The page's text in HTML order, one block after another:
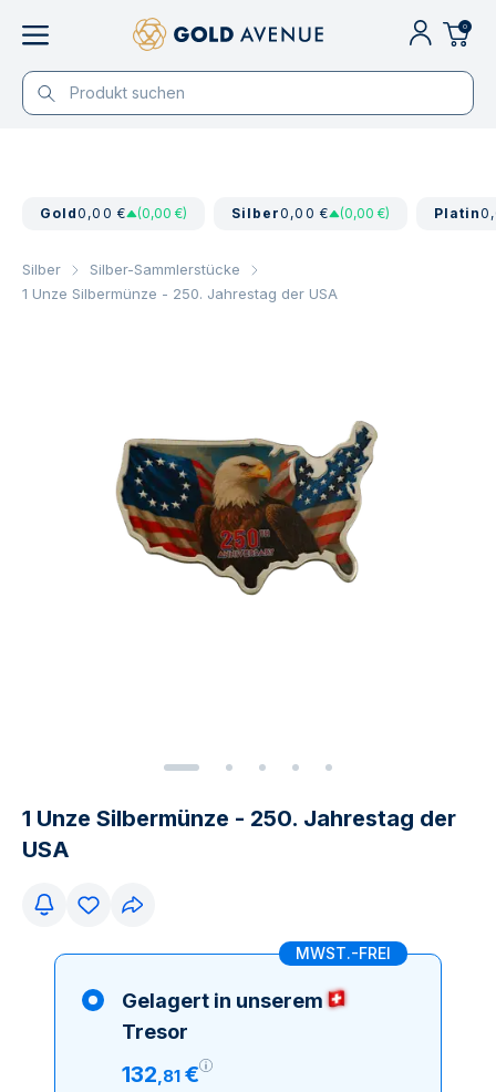
0
Gold0,00 € (0,00 €) Silber0,00 € (0,00 €) Platin
Silber
Silber-Sammlerstücke
1 Unze Silbermünze - 250. Jahrestag der USA
1 Unze Silbermünze - 250. Jahrestag der
USA
MWST.-FREI
Gelagert in unserem
Tresor
132,81 €